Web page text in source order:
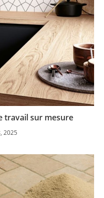
travail sur mesure
2025